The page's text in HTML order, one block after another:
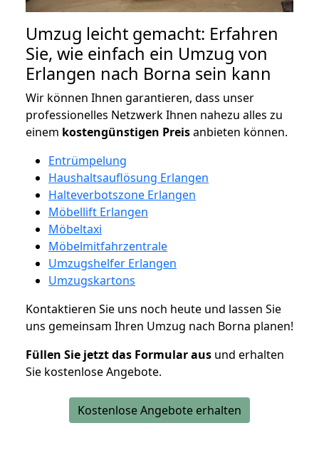
Umzug leicht gemacht: Erfahren
Sie, wie einfach ein Umzug von
Erlangen nach Borna sein kann
Wir können Ihnen garantieren, dass unser
professionelles Netzwerk Ihnen nahezu alles zu
einem kostengünstigen Preisanbieten können.
Entrümpelung
Haushaltsauflösung Erlangen
Halteverbotszone Erlangen
Möbellift Erlangen
Möbeltaxi
Möbelmitfahrzentrale
Umzugshelfer Erlangen
Umzugskartons
Kontaktieren Sie uns noch heute und lassen Sie
uns gemeinsam Ihren Umzug nach Borna planen!
Füllen Sie jetzt das Formular aus und erhalten
Sie kostenlose Angebote.
Kostenlose Angebote erhalten